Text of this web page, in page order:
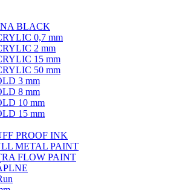
BLACK
0,7 mm
2 mm
15 mm
50 mm
3 mm
8 mm
10 mm
15 mm
PROOF INK
METAL PAINT
FLOW PAINT